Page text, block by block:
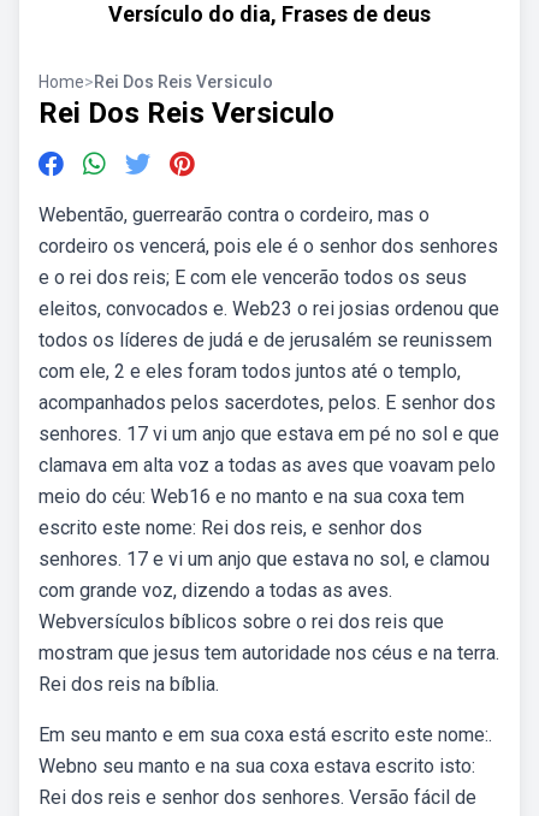
Versículo do dia, Frases de deus
Home>Rei Dos Reis Versiculo
Rei Dos Reis Versiculo
Webentão, guerrearão contra o cordeiro, mas o
cordeiro os vencerá, pois ele é o senhor dos senhores
e o rei dos reis; E com ele vencerão todos os seus
eleitos, convocados e. Web23 o rei josias ordenou que
todos os líderes de judá e de jerusalém se reunissem
com ele, 2 e eles foram todos juntos até o templo,
acompanhados pelos sacerdotes, pelos. E senhor dos
senhores. 17 vi um anjo que estava em pé no sol e que
clamava em alta voz a todas as aves que voavam pelo
meio do céu: Web16 e no manto e na sua coxa tem
escrito este nome: Rei dos reis, e senhor dos
senhores. 17 e vi um anjo que estava no sol, e clamou
com grande voz, dizendo a todas as aves.
Webversículos bíblicos sobre o rei dos reis que
mostram que jesus tem autoridade nos céus e na terra.
Rei dos reis na bíblia.
Em seu manto e em sua coxa está escrito este nome:.
Webno seu manto e na sua coxa estava escrito isto:
Rei dos reis e senhor dos senhores. Versão fácil de